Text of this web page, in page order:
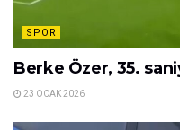
SPOR
Berke Özer, 35.
23 OCAK 2026